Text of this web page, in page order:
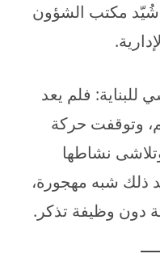
شُيّد مكتب الشؤون
للبناية: فلم يعد
وتوقفت حركة
نشاطها
ذلك شبه مهجورة،
دون وظيفة تذكر.